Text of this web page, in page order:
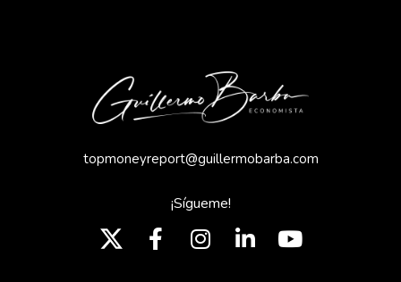
topmoneyreport@guillermobarba.com
¡Sígueme!